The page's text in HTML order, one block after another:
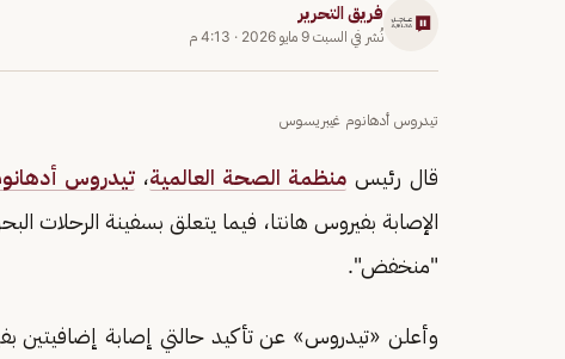
فريق التحرير
نُشر في السبت 9 مايو 2026 · 4:13 م
تيدروس أدهانوم غيبريسوس
قال رئيس منظمة الصحة العالمية، تيدروس
الإصابة بفيروس هانتا، فيما يتعلق بسفينة الرحلات
"منخفض".
وأعلن «تيدروس» عن تأكيد حالتي إصابة إضافيتين